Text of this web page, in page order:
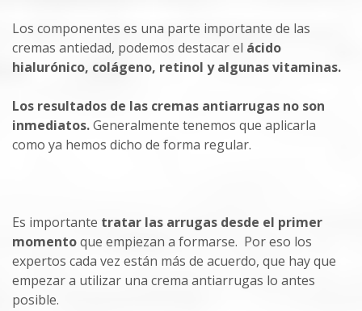
Los componentes es una parte importante de las
cremas antiedad, podemos destacar el ácido
hialurónico, colágeno, retinol y algunas vitaminas.
Los resultados de las cremas antiarrugas no son
inmediatos.Generalmente tenemos que aplicarla
como ya hemos dicho de forma regular.
Es importante tratar las arrugas desde el primer
momentoque empiezan a formarse. Por eso los
expertos cada vez están más de acuerdo, que hay que
empezar a utilizar una crema antiarrugas lo antes
posible.